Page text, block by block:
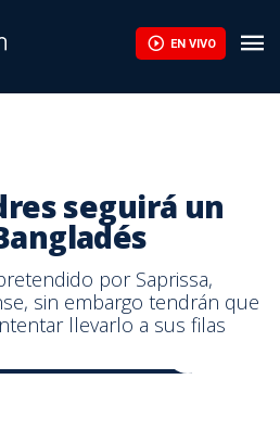
EN VIVO
seguirá un
por Saprissa,
sin embargo tendrán que
llevarlo a sus filas